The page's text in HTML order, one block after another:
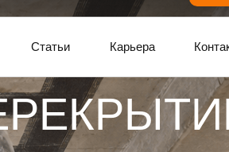
Статьи Карьера